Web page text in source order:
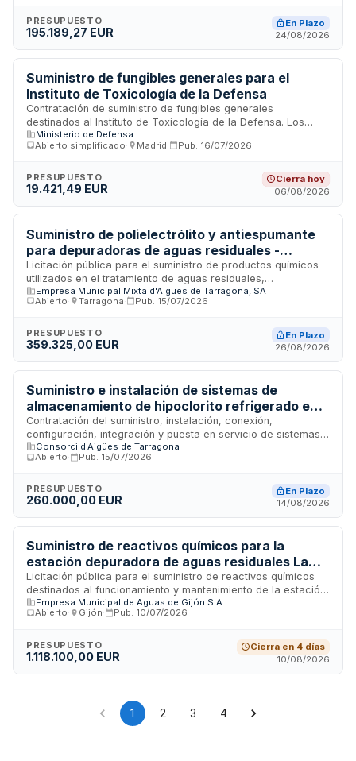
llenas, la entrega en el lugar designado y la conexión al
sistema existente, pudiendo proponer mejoras siempre que
Los gastos de publicidad de la licitación corren a cargo del
adjudicatario.
PRESUPUESTO
195.189,27 EUR
En Plazo
24/08/2026
Suministro de fungibles generales para el
Instituto de Toxicología de la Defensa
Contratación de suministro de fungibles generales
destinados al Instituto de Toxicología de la Defensa. Los
bienes objeto del suministro deberán cumplir con normativa
técnica específica y estar fabricados bajo normas ISO 9001,
contrato incluye la designación de un Director responsable
de la vigilancia de su correcta ejecución.
Ministerio de Defensa
Abierto simplificado
Madrid Pub. 16/07/2026
PRESUPUESTO
19.421,49 EUR
Cierra hoy
06/08/2026
Suministro de polielectrólito y antiespumante
para depuradoras de aguas residuales -
EMATSA Tarragona
Licitación pública para el suministro de productos químicos
utilizados en el tratamiento de aguas residuales,
específicamente polielectrólito y antiespumante, destinados
a las estaciones depuradoras de aguas residuales
Tarragona. Los productos se suministrarán conforme a las
especificaciones técnicas establecidas por el departamento
cumpliendo con los estándares de calidad requeridos para
asegurar la eficacia de los procesos de tratamiento de
agua.
Empresa Municipal Mixta d'Aigües de Tarragona, SA
Abierto
Tarragona Pub. 15/07/2026
PRESUPUESTO
359.325,00 EUR
En Plazo
26/08/2026
Suministro e instalación de sistemas de
almacenamiento de hipoclorito refrigerado en
instalaciones de tratamiento de agua del
Consorcio de Aguas de Tarragona
Contratación del suministro, instalación, conexión,
configuración, integración y puesta en servicio de sistemas
de almacenamiento de hipoclorito refrigerado en tres
instalaciones del Consorcio de Aguas de Tarragona: la
Bombeo EB2 y el Depósito Coto del Rey. El contratista debe
ejecutar las obras como solución integral y funcional,
equipos conforme a los requisitos técnicos especificados.
Consorci d'Aigües de Tarragona
Abierto
Pub. 15/07/2026
PRESUPUESTO
260.000,00 EUR
En Plazo
14/08/2026
Suministro de reactivos químicos para la
estación depuradora de aguas residuales La
Reguerona
Licitación pública para el suministro de reactivos químicos
destinados al funcionamiento y mantenimiento de la estación
depuradora de aguas residuales La Reguerona. El contrato
incluye la provisión de los productos necesarios para los
contractuales respecto a las condiciones de ejecución,
plazos de entrega y cumplimiento de normativas
Empresa Municipal de Aguas de Gijón S.A.
Abierto
Gijón Pub. 10/07/2026
PRESUPUESTO
1.118.100,00 EUR
Cierra en 4 días
10/08/2026
1 2 3 4